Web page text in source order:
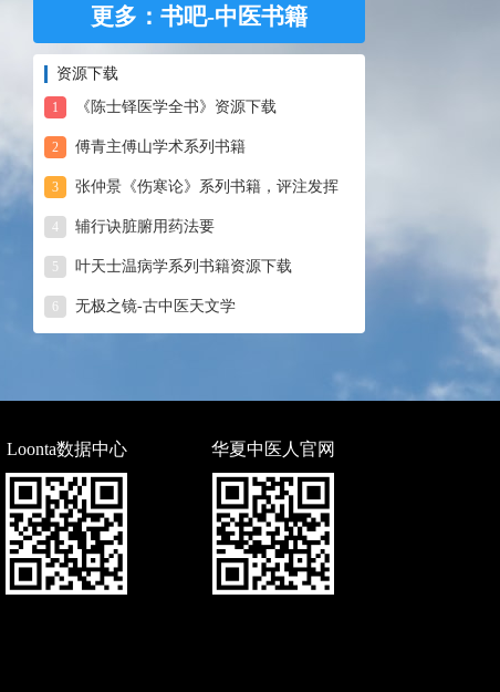
更多：书吧-中医书籍
资源下载
1 《陈士铎医学全书》资源下载
2 傅青主傅山学术系列书籍
3 张仲景《伤寒论》系列书籍，评注发挥
4 辅行诀脏腑用药法要
5 叶天士温病学系列书籍资源下载
6 无极之镜-古中医天文学
Loonta数据中心 华夏中医人官网